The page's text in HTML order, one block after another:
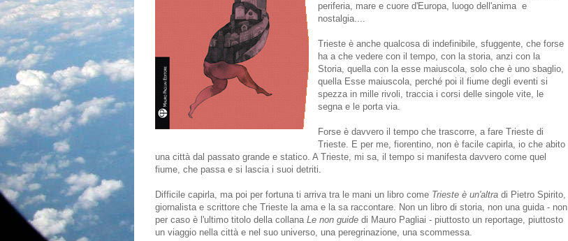
periferia, mare e cuore d'Europa, luogo dell'anima e
nostalgia....
Trieste è anche qualcosa di indefinibile, sfuggente, che forse
ha a che vedere con il tempo, con la storia, anzi con la
Storia, quella con la esse maiuscola, solo che è uno sbaglio,
quella Esse maiuscola, perché poi il fiume degli eventi si
spezza in mille rivoli, traccia i corsi delle singole vite, le
segna e le porta via.
Forse è davvero il tempo che trascorre, a fare Trieste di
Trieste. E per me, fiorentino, non è facile capirla, io che abito
una città dal passato grande e statico. A Trieste, mi sa, il tempo si manifesta davvero come quel
fiume, che passa e si lascia i suoi detriti.
Difficile capirla, ma poi per fortuna ti arriva tra le mani un libro come Trieste è un'altra di Pietro Spirito,
giornalista e scrittore che Trieste la ama e la sa raccontare. Non un libro di storia, non una guida - non
per caso è l'ultimo titolo della collana Le non guide di Mauro Pagliai - piuttosto un reportage, piuttosto
un viaggio nella città e nel suo universo, una peregrinazione, una scommessa.